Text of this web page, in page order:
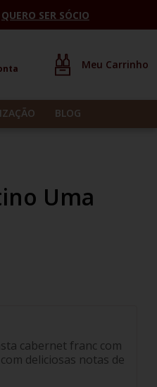
QUERO SER SÓCIO
BLOG
Uma
cabernet franc com
deliciosas notas de